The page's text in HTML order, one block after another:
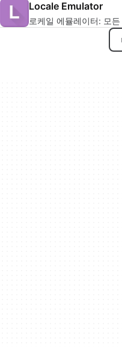
Locale Emulator
로케일 에뮬레이터: 모